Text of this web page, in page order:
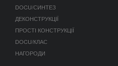
DOCU/СИНТЕЗ
ДЕКОНСТРУКЦІЇ
ПРОСТІ КОНСТРУКЦІЇ
DOCU/КЛАС
НАГОРОДИ